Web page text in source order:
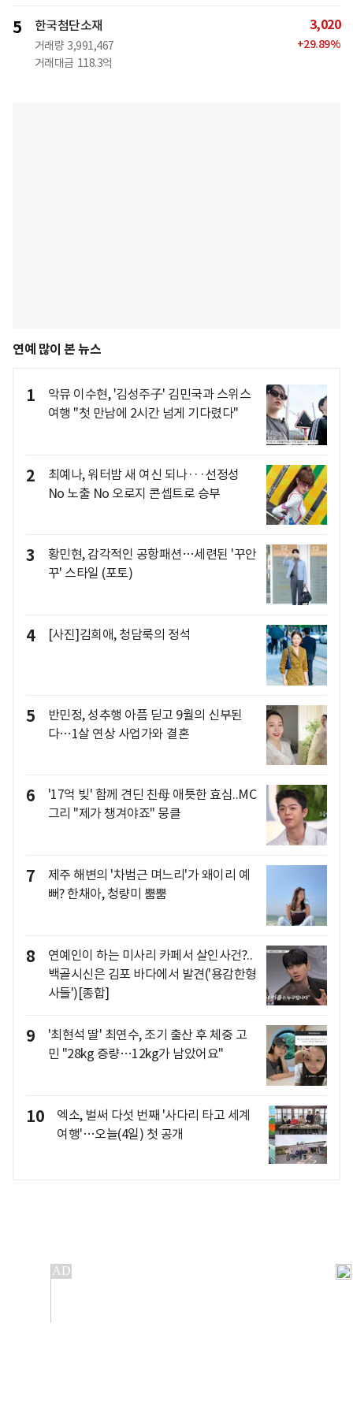
5 한국첨단소재
거래량 3,991,467
거래대금 118.3억
3,020
+29.89%
연예 많이 본 뉴스
1
악뮤 이수현, '김성주子' 김민국과 스위스
여행 "첫 만남에 2시간 넘게 기다렸다"
2
최예나, 워터밤 새 여신 되나···선정성
No 노출 No 오로지 콘셉트로 승부
3
황민현, 감각적인 공항패션…세련된 '꾸안
꾸' 스타일 (포토)
4 [사진]김희애, 청담룩의 정석
5
반민정, 성추행 아픔 딛고 9월의 신부된
다…1살 연상 사업가와 결혼
6
'17억 빚' 함께 견딘 친母 애틋한 효심..MC
그리 "제가 챙겨야죠" 뭉클
7
제주 해변의 '차범근 며느리'가 왜이리 예
뻐? 한채아, 청량미 뿜뿜
8
연예인이 하는 미사리 카페서 살인사건?..
백골시신은 김포 바다에서 발견('용감한형
사들')[종합]
9
'최현석 딸' 최연수, 조기 출산 후 체중 고
민 "28kg 증량…12kg가 남았어요"
10
엑소, 벌써 다섯 번째 '사다리 타고 세계
여행'…오늘(4일) 첫 공개